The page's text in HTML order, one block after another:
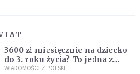
3600 zł miesięcznie na dziecko
do 3. roku życia? To jedna z
propozycji programu "Rozwój
WIADOMOŚCI Z POLSKI